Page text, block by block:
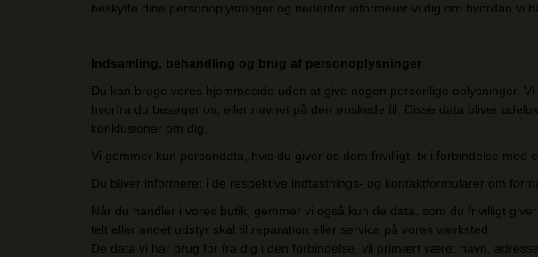
beskytte dine personoplysninger og nedenfor informerer vi dig om hvordan vi
Indsamling, behandling og brug af personoplysninger
Du kan bruge vores hjemmeside uden at give nogen personlige oplysninger.
hvorfra du besøger os, eller navnet på den ønskede fil. Disse data bliver
konklusioner om dig.
Vi gemmer kun persondata, hvis du giver os dem frivilligt, fx i forbindelse
Du bliver informeret i de respektive indtastnings- og kontaktformularer om
Når du handler i vores butik, gemmer vi også kun de data, som du frivilligt
telt eller andet udstyr skal til reparation eller service på vores værksted.
De data vi har brug for fra dig i den forbindelse, vil primært være: navn,